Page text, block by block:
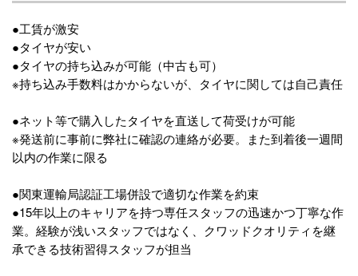
●工賃が激安
●タイヤが安い
●タイヤの持ち込みが可能（中古も可）
※持ち込み手数料はかからないが、タイヤに関しては自己責任
●ネット等で購入したタイヤを直送して荷受けが可能
※発送前に事前に弊社に確認の連絡が必要。また到着後一週間
以内の作業に限る
●関東運輸局認証工場併設で適切な作業を約束
●15年以上のキャリアを持つ専任スタッフの迅速かつ丁寧な作
業。経験が浅いスタッフではなく、クワッドクオリティを継
承できる技術習得スタッフが担当